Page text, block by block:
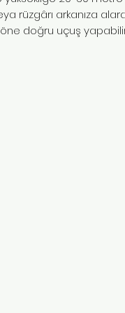
rüzgârı arkanıza
doğru uçuş